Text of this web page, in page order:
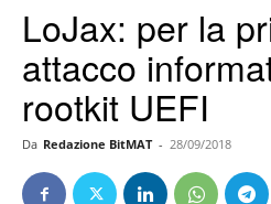
LoJax: per la
attacco
rootkit UEFI
Da Redazione BitMAT - 28/09/2018